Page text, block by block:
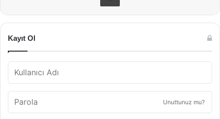
Kayıt Ol
Unuttunuz mu?